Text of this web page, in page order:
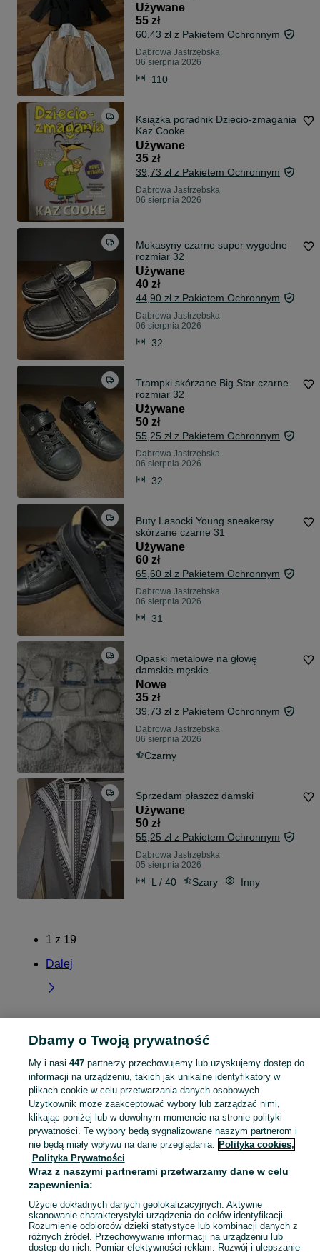
Używane
55 zł
60,43 zł z Pakietem Ochronnym
Dąbrowa Jastrzębska
06 sierpnia 2026
110
Książka poradnik Dziecio-zmagania
Kaz Cooke
Używane
35 zł
39,73 zł z Pakietem Ochronnym
Dąbrowa Jastrzębska
06 sierpnia 2026
Mokasyny czarne super wygodne
rozmiar 32
Używane
40 zł
44,90 zł z Pakietem Ochronnym
Dąbrowa Jastrzębska
06 sierpnia 2026
32
Trampki skórzane Big Star czarne
rozmiar 32
Używane
50 zł
55,25 zł z Pakietem Ochronnym
Dąbrowa Jastrzębska
06 sierpnia 2026
32
Buty Lasocki Young sneakersy
skórzane czarne 31
Używane
60 zł
65,60 zł z Pakietem Ochronnym
Dąbrowa Jastrzębska
06 sierpnia 2026
31
Opaski metalowe na głowę
damskie męskie
Nowe
35 zł
39,73 zł z Pakietem Ochronnym
Dąbrowa Jastrzębska
06 sierpnia 2026
Czarny
Sprzedam płaszcz damski
Używane
50 zł
55,25 zł z Pakietem Ochronnym
Dąbrowa Jastrzębska
05 sierpnia 2026
L / 40 Szary Inny
1 z 19
Dalej
Strona główna Mazowieckie Dąbrowa Jastrzębska
KATEGORIA
Zobacz
Mapa kategorii
Mapa miejscowości
Mapa ministron
Popularne wyszukiwania
Dbamy o Twoją prywatność
My i nasi 447partnerzy przechowujemy lub uzyskujemy dostęp do
informacji na urządzeniu, takich jak unikalne identyfikatory w
plikach cookie w celu przetwarzania danych osobowych.
Użytkownik może zaakceptować wybory lub zarządzać nimi,
klikając poniżej lub w dowolnym momencie na stronie polityki
prywatności. Te wybory będą sygnalizowane naszym partnerom i
nie będą miały wpływu na dane przeglądania. Polityka cookies,
Polityka Prywatności
Wraz z naszymi partnerami przetwarzamy dane w celu
zapewnienia:
Użycie dokładnych danych geolokalizacyjnych. Aktywne
skanowanie charakterystyki urządzenia do celów identyfikacji.
Rozumienie odbiorców dzięki statystyce lub kombinacji danych z
różnych źródeł. Przechowywanie informacji na urządzeniu lub
dostęp do nich. Pomiar efektywności reklam. Rozwój i ulepszanie